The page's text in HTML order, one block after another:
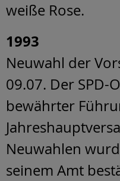
weiße Rose.
1993
Neuwahl der
09.07. Der
bewährter
Neuwahlen
seinem Amt